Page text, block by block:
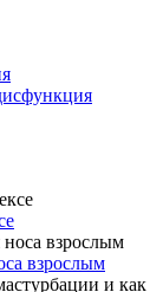
взрослым